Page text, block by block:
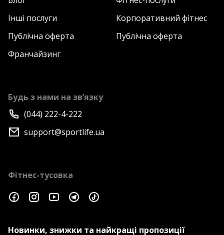
Інші послуги
Корпоративний фітнес
Публічна оферта
Публічна оферта
Франчайзинг
Будь з нами на зв’язку
(044) 222-4-222
support@sportlife.ua
Фітнес-тусовка
Новинки, знижки та найкращі пропозиції